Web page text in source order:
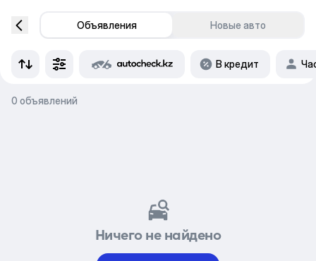
Объявления Новые авто
В кредит
0 объявлений
Ничего не найдено